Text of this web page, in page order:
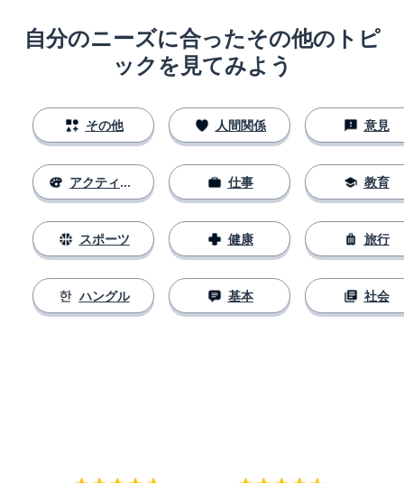
自分のニーズに合ったその他のトピ
ックを見てみよう
その他
アクティビティ
スポーツ
ハングル
人間関係
仕事
健康
基本
意見
教育
旅行
社会